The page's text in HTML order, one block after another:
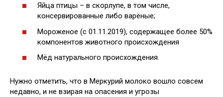
Яйца птицы – в скорлупе, в том числе,
консервированные либо варёные;
Мороженое (с 01.11.2019), содержащее более 50%
компонентов животного происхождения
Мёд натурального происхождения.
Нужно отметить, что в Меркурий молоко вошло совсем
недавно, и не взирая на опасения и угрозы